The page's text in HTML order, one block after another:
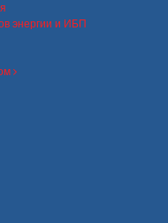
энергии и ИБП